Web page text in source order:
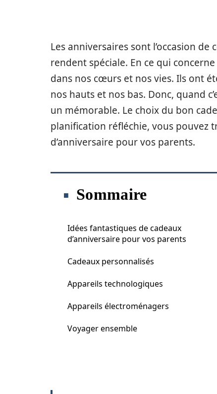
Les anniversaires sont l’occasion
rendent spéciale. En ce qui
dans nos cœurs et nos vies. Ils ont
nos hauts et nos bas. Donc, quand
un mémorable. Le choix du bon
planification réfléchie, vous pouvez
d’anniversaire pour vos parents.
Sommaire
Idées fantastiques de cadeaux
d’anniversaire pour vos parents
Cadeaux personnalisés
Appareils technologiques
Appareils électroménagers
Voyager ensemble